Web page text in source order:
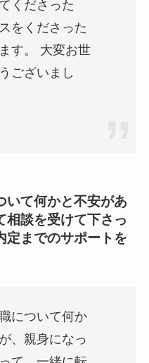
くださった
をくださった
す。 大変お世
ございまし
いて何かと不安があ
相談を受けて下さっ
定までのサポートを
について何か
、親身になっ